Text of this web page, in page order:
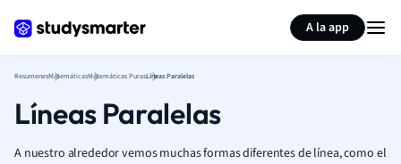
A la app
ResumenesMatemáticasMatemáticas PurasLíneas Paralelas
Líneas Paralelas
A nuestro alrededor vemos muchas formas diferentes de línea, como el
Resumir página